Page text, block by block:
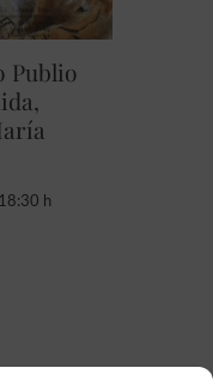
Publio
h